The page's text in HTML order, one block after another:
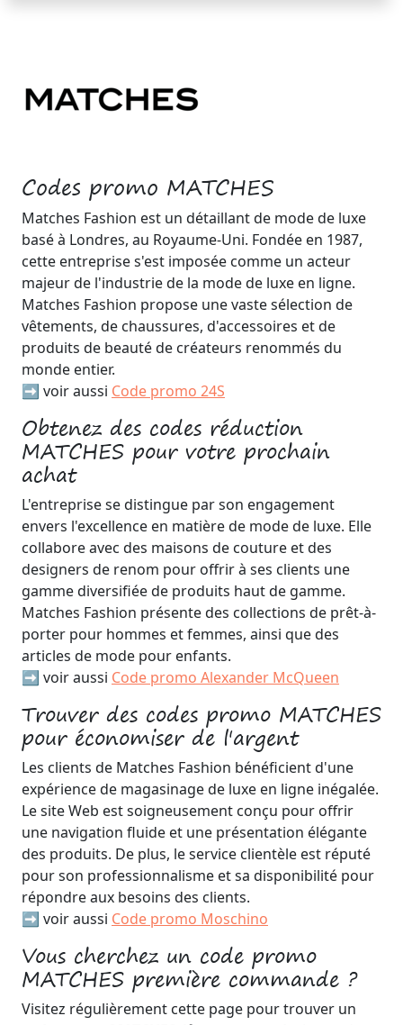
Codes promo MATCHES
Matches Fashion est un détaillant de mode de luxe
basé à Londres, au Royaume-Uni. Fondée en 1987,
cette entreprise s'est imposée comme un acteur
majeur de l'industrie de la mode de luxe en ligne.
Matches Fashion propose une vaste sélection de
vêtements, de chaussures, d'accessoires et de
produits de beauté de créateurs renommés du
monde entier.
➡️ voir aussi Code promo 24S
Obtenez des codes réduction
MATCHES pour votre prochain
achat
L'entreprise se distingue par son engagement
envers l'excellence en matière de mode de luxe. Elle
collabore avec des maisons de couture et des
designers de renom pour offrir à ses clients une
gamme diversifiée de produits haut de gamme.
Matches Fashion présente des collections de prêt-à-
porter pour hommes et femmes, ainsi que des
articles de mode pour enfants.
➡️ voir aussi Code promo Alexander McQueen
Trouver des codes promo MATCHES
pour économiser de l'argent
Les clients de Matches Fashion bénéficient d'une
expérience de magasinage de luxe en ligne inégalée.
Le site Web est soigneusement conçu pour offrir
une navigation fluide et une présentation élégante
des produits. De plus, le service clientèle est réputé
pour son professionnalisme et sa disponibilité pour
répondre aux besoins des clients.
➡️ voir aussi Code promo Moschino
Vous cherchez un code promo
MATCHES première commande ?
Visitez régulièrement cette page pour trouver un